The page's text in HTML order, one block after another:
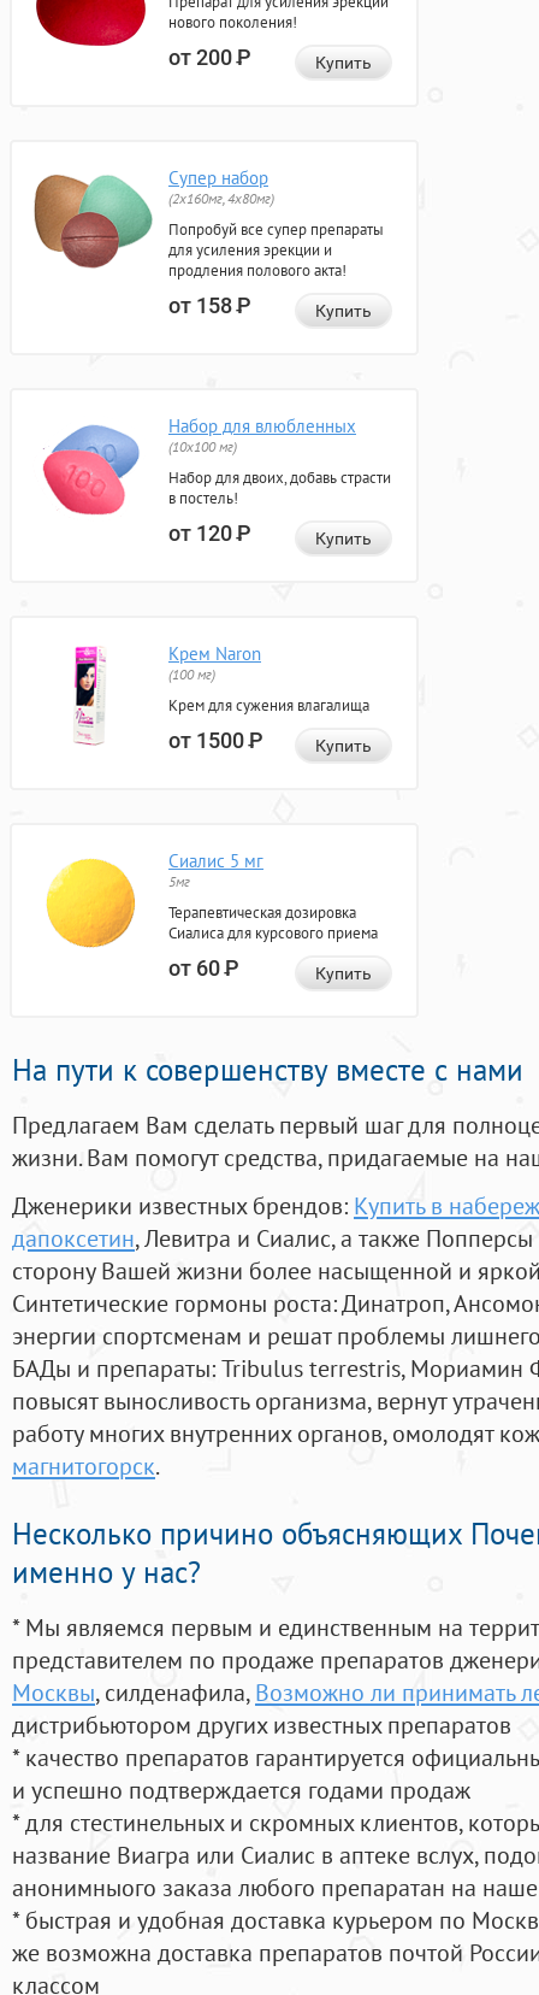
нового поколения!
от 200Р Купить
Супер набор
(2х160мг, 4х80мг)
Попробуй все супер препараты
для усиления эрекции и
продления полового акта!
от 158Р Купить
Набор для влюбленных
(10х100 мг)
Набор для двоих, добавь страсти
в постель!
от 120Р Купить
Крем Naron
(100 мг)
Крем для сужения влагалища
от 1500Р Купить
Сиалис 5 мг
5мг
Терапевтическая дозировка
Сиалиса для курсового приема
от 60Р Купить
На пути к совершенству вместе с нами
Предлагаем Вам сделать первый шаг для
жизни. Вам помогут средства, придагаемые на
Дженерики известных брендов: Купить в
дапоксетин, Левитра и Сиалис, а также
сторону Вашей жизни более насыщенной и
Синтетические гормоны роста: Динатроп,
энергии спортсменам и решат проблемы
БАДы и препараты:Tribulus terrestris, Мориамин
повысят выносливость организма, вернут
работу многих внутренних органов, омолодят
магнитогорск.
Несколько причино объясняющих
именно у нас?
* Мы являемся первым и единственным на
представителем по продаже препаратов
Москвы, силденафила, Возможно ли принимать
дистрибьютором других известных препаратов
* качество препаратов гарантируется
и успешно подтверждается годами продаж
* для стестинельных и скромных клиентов,
название Виагра или Сиалис в аптеке вслух,
анонимныого заказа любого препаратан на
* быстрая и удобная доставка курьером по
же возможна доставка препаратов почтой
классом